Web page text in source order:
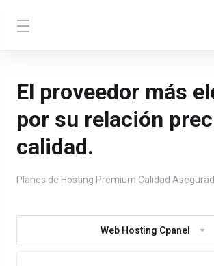
El proveedor más
por su relación
calidad.
Planes de Hosting Premium Calidad
Web Hosting Cpanel